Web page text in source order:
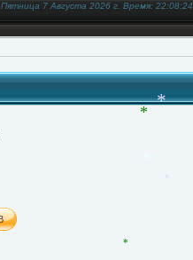
*
Пятница 7 Августа 2026 г. Время: 22:08:25